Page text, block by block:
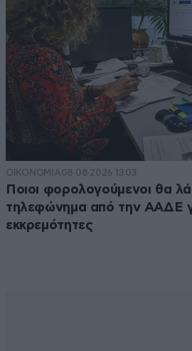
ΟΙΚΟΝΟΜΙΑ08·08·2026 13:03
Ποιοι φορολογούμενοι θα
τηλεφώνημα από την ΑΑΔΕ
εκκρεμότητες